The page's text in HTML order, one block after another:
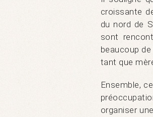
croissante
du nord de
sont
beaucoup
tant que
Ensemble,
organiser